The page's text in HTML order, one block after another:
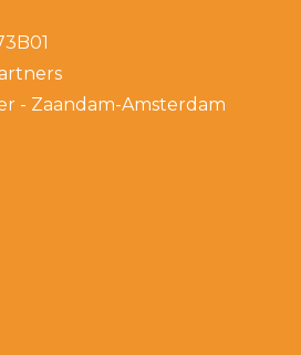
- Zaandam-Amsterdam